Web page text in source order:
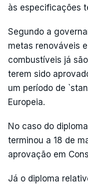
às especificações
Segundo a
metas renováveis
combustíveis já
terem sido
um período de
Europeia.
No caso do
terminou a 18 de
aprovação em
Já o diploma